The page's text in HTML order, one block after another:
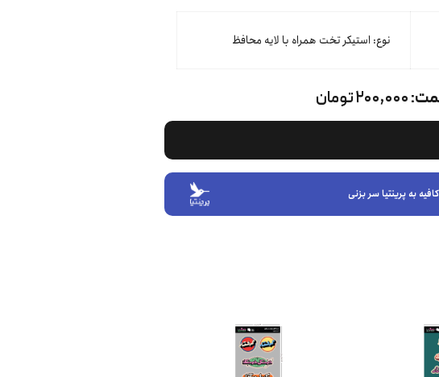
نوع: استیکر تخت همراه با لایه محافظ
۲۰۰,۰۰۰ تومان
به پرینتیا سر بزنی